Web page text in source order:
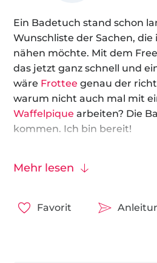
Ein Badetuch stand schon
Wunschliste der Sachen,
nähen möchte. Mit dem
das jetzt ganz schnell und
wäre Frottee genau der
warum nicht auch mal mit
Waffelpique arbeiten? Die
kommen. Ich bin bereit!
Größe: 90 x 180 cm genäht.
Mehr lesen
Favorit